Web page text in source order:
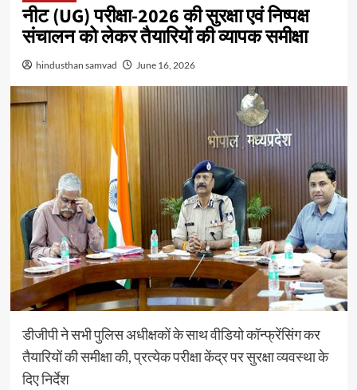
नीट (UG) परीक्षा-2026 की सुरक्षा एवं निष्पक्ष
संचालन को लेकर तैयारियों की व्यापक समीक्षा
hindusthan samvad June 16, 2026
डीजीपी ने सभी पुलिस अधीक्षकों के साथ वीडियो कॉन्फ्रेंसिंग कर
तैयारियों की समीक्षा की, प्रत्येक परीक्षा केंद्र पर सुरक्षा व्यवस्था के
दिए निर्देश